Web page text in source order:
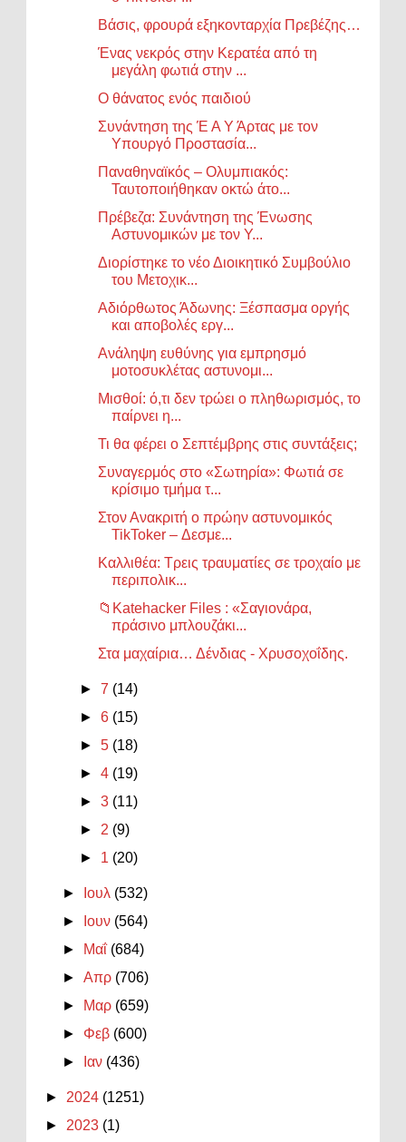
Βάσις, φρουρά εξηκονταρχία Πρεβέζης…
Ένας νεκρός στην Κερατέα από τη
μεγάλη φωτιά στην ...
Ο θάνατος ενός παιδιού
Συνάντηση της Έ Α Υ Άρτας με τον
Υπουργό Προστασία...
Παναθηναϊκός – Ολυμπιακός:
Ταυτοποιήθηκαν οκτώ άτο...
Πρέβεζα: Συνάντηση της Ένωσης
Αστυνομικών με τον Υ...
Διορίστηκε το νέο Διοικητικό Συμβούλιο
του Μετοχικ...
Αδιόρθωτος Άδωνης: Ξέσπασμα οργής
και αποβολές εργ...
Ανάληψη ευθύνης για εμπρησμό
μοτοσυκλέτας αστυνομι...
Μισθοί: ό,τι δεν τρώει ο πληθωρισμός, το
παίρνει η...
Τι θα φέρει ο Σεπτέμβρης στις συντάξεις;
Συναγερμός στο «Σωτηρία»: Φωτιά σε
κρίσιμο τμήμα τ...
Στον Ανακριτή ο πρώην αστυνομικός
TikToker – Δεσμε...
Καλλιθέα: Τρεις τραυματίες σε τροχαίο με
περιπολικ...
📁Katehacker Files : «Σαγιονάρα,
πράσινο μπλουζάκι...
Στα μαχαίρια… Δένδιας - Χρυσοχοΐδης.
►7 (14)
►6 (15)
►5 (18)
►4 (19)
►3 (11)
► 2 (9)
► 1 (20)
► Ιουλ (532)
►
Ιουν (564)
►
Μαΐ (684)
►Απρ (706)
►
Μαρ (659)
► Φεβ (600)
►
Ιαν (436)
► 2024 (1251)
► 2023 (1)